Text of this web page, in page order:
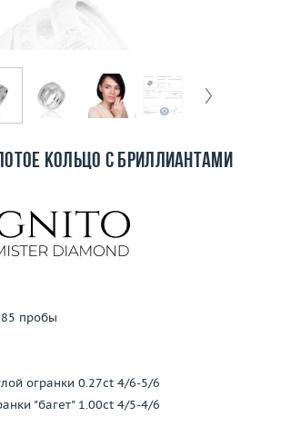
кольцо с бриллиантами
пробы
огранки 0.27ct 4/6-5/6
"багет" 1.00ct 4/5-4/6